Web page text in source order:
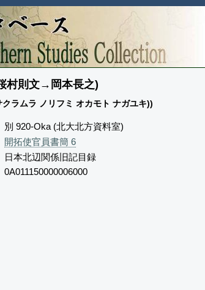
村則文→岡本長之)
ラムラ ノリフミ オカモト ナガユキ))
別 920-Oka (北大北方資料室)
開拓使官員書簡 6
日本北辺関係旧記目録
0A011150000006000